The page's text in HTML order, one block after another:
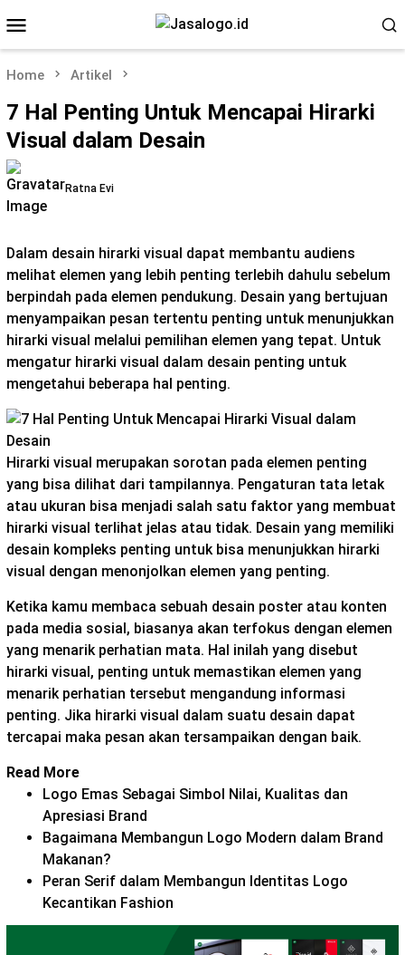
to
contentMenu
Home Artikel
7 Hal Penting Untuk Mencapai Hirarki
Visual dalam Desain
Ratna Evi
Dalam desain hirarki visual dapat membantu audiens
melihat elemen yang lebih penting terlebih dahulu sebelum
berpindah pada elemen pendukung. Desain yang bertujuan
menyampaikan pesan tertentu penting untuk menunjukkan
hirarki visual melalui pemilihan elemen yang tepat. Untuk
mengatur hirarki visual dalam desain penting untuk
mengetahui beberapa hal penting.
Hirarki visual merupakan sorotan pada elemen penting
yang bisa dilihat dari tampilannya. Pengaturan tata letak
atau ukuran bisa menjadi salah satu faktor yang membuat
hirarki visual terlihat jelas atau tidak. Desain yang memiliki
desain kompleks penting untuk bisa menunjukkan hirarki
visual dengan menonjolkan elemen yang penting.
Ketika kamu membaca sebuah desain poster atau konten
pada media sosial, biasanya akan terfokus dengan elemen
yang menarik perhatian mata. Hal inilah yang disebut
hirarki visual, penting untuk memastikan elemen yang
menarik perhatian tersebut mengandung informasi
penting. Jika hirarki visual dalam suatu desain dapat
tercapai maka pesan akan tersampaikan dengan baik.
Read More
Logo Emas Sebagai Simbol Nilai, Kualitas dan
Apresiasi Brand
Bagaimana Membangun Logo Modern dalam Brand
Makanan?
Peran Serif dalam Membangun Identitas Logo
Kecantikan Fashion